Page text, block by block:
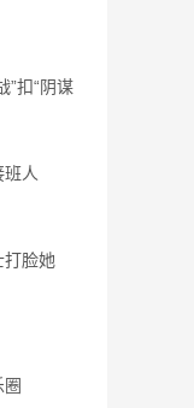
”扣“阴谋
人
脸她